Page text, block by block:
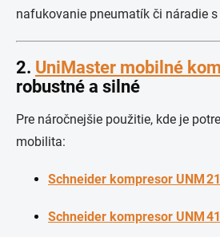
nafukovanie pneumatík či náradie
2. UniMaster mobilné
robustné a silné
Pre náročnejšie použitie, kde je
mobilita:
Schneider kompresor UNM
Schneider kompresor UNM